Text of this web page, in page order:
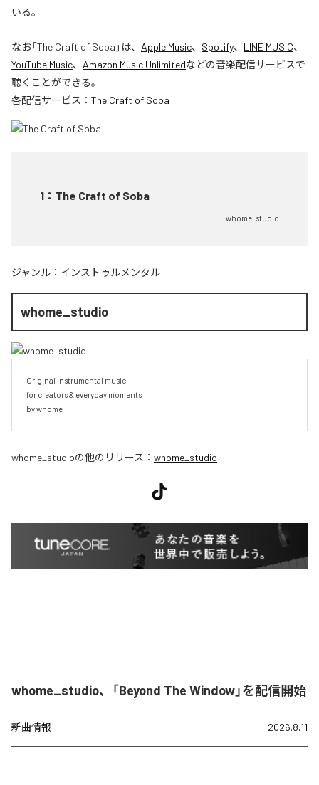
いる。
なお「The Craft of Soba 」は、 Apple Music、 Spotify、 LINE MUSIC、
YouTube Music、 Amazon Music Unlimitedなどの音楽配信サービスで
聴くことができる。
各配信サービス： The Craft of Soba
1 ： The Craft of Soba
whome_studio
ジャンル： インストゥルメンタル
whome_studio
Original instrumental music
for creators & everyday moments
by whome
whome_studioの他のリリース： whome_studio
whome_studio、「Beyond The Window」を配信開始
新曲情報 2026.8.11